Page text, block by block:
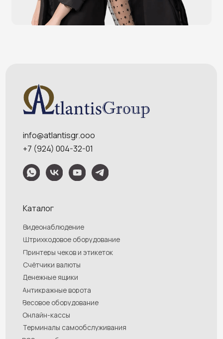
Услуги
Меню
Обращаем Ваше внимание на то, что данный интернет-сайт носит
исключительно информационный характер и ни при каких условиях
информационные материалы и цены, размещенные на сайте, не являются
публичной офертой, определяемой положениями Статей 435 и 437
Гражданского кодекса РФ. Ваш заказ, включая стоимость и наличие товара,
будет подтвержден нашим менеджером посредством телефонного звонка на